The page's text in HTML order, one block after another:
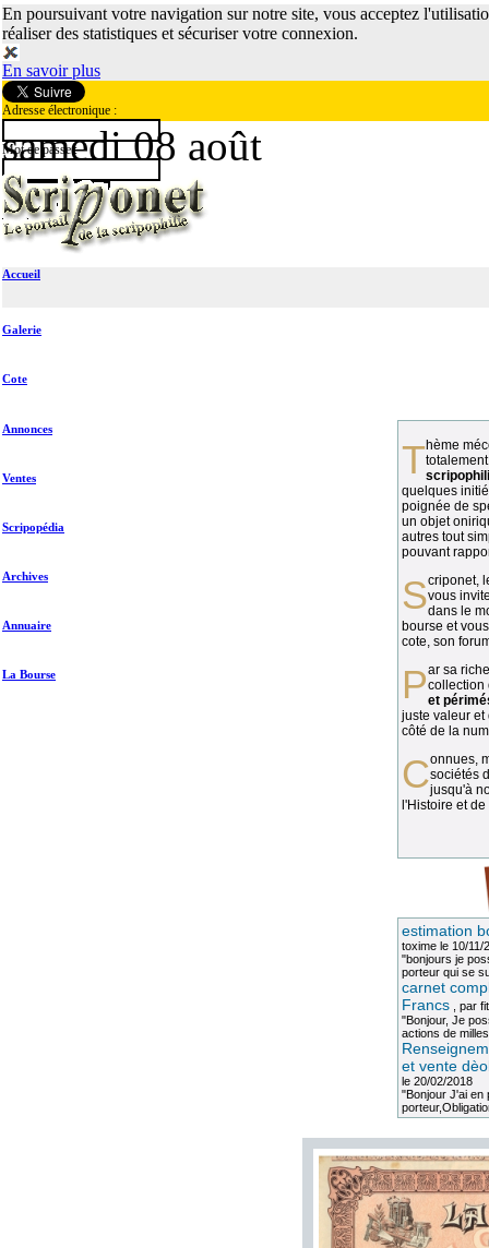
En poursuivant votre navigation sur notre site, vous acceptez
réaliser des statistiques et sécuriser votre connexion.
En savoir plus
Adresse électronique :
Mot de passe :
samedi 08 août
Accueil
Galerie
Cote
Annonces
Ventes
Scripopédia
Archives
Annuaire
La Bourse
Thème méconnu des collectionneurs et
quelques
poignée de
un objet
autres tout
pouvant
vous
dans le
bourse et
cote, son
Par sa richesse et sa diversité, lacollection
et
juste valeur et
côté de la
Connues, méconnues, ou inconnues, lessociétés
jusqu'à
l'Histoire et
estimation
toximele 10/11/
"bonjours je
porteur qui se
carnet
Francs, par
"Bonjour, Je
actions de
et vente
le 20/02/2018
"Bonjour J'ai en